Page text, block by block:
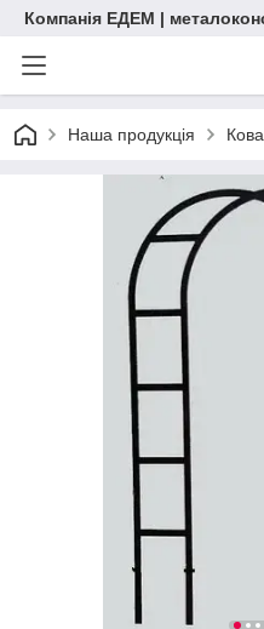
Компанія ЕДЕМ |
Наша продукція